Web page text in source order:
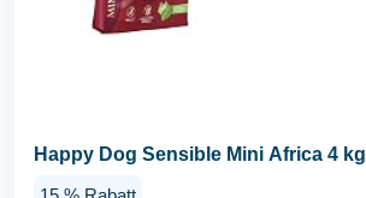
Happy Dog Sensible Mini Africa 4 kg